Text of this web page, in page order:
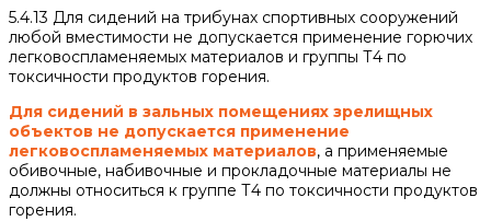
5.4.13 Для сидений на трибунах спортивных сооружений
любой вместимости не допускается применение горючих
легковоспламеняемых материалов и группы Т4 по
токсичности продуктов горения.
Для сидений в зальных помещениях зрелищных
объектов не допускается применение
легковоспламеняемых материалов, а применяемые
обивочные, набивочные и прокладочные материалы не
должны относиться к группе Т4 по токсичности продуктов
горения.